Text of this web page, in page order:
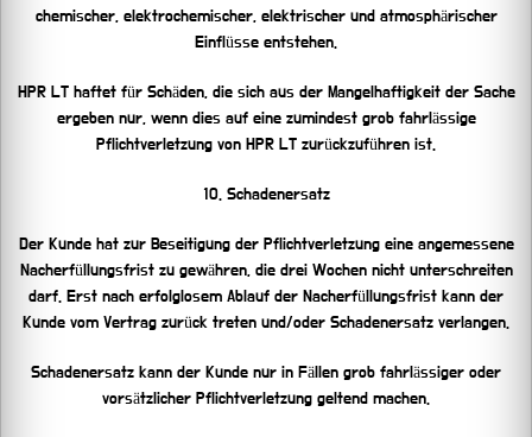
chemischer, elektrochemischer, elektrischer und atmosphärischer
Einflüsse entstehen.
HPR LT haftet für Schäden, die sich aus der Mangelhaftigkeit der Sache
ergeben nur, wenn dies auf eine zumindest grob fahrlässige
Pflichtverletzung von HPR LT zurückzuführen ist.
10. Schadenersatz
Der Kunde hat zur Beseitigung der Pflichtverletzung eine angemessene
Nacherfüllungsfrist zu gewähren, die drei Wochen nicht unterschreiten
darf. Erst nach erfolglosem Ablauf der Nacherfüllungsfrist kann der
Kunde vom Vertrag zurück treten und/oder Schadenersatz verlangen.
Schadenersatz kann der Kunde nur in Fällen grob fahrlässiger oder
vorsätzlicher Pflichtverletzung geltend machen.